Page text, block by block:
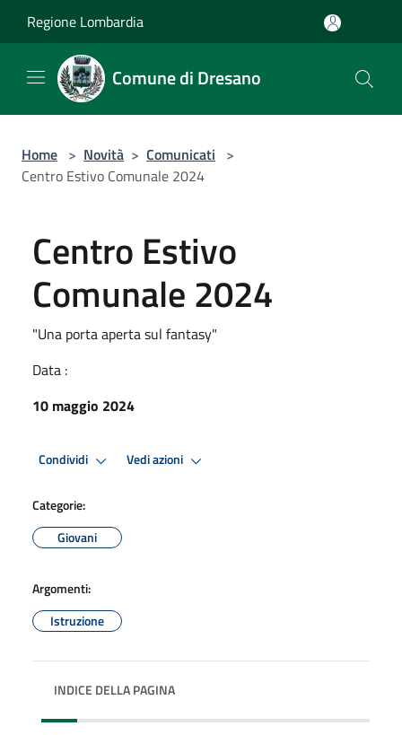
Regione Lombardia
Comune di Dresano
Home > Novità > Comunicati >
Centro Estivo Comunale 2024
Centro Estivo
Comunale 2024
"Una porta aperta sul fantasy"
Data :
10 maggio 2024
Condividi Vedi azioni
Categorie:
Giovani
Argomenti:
Istruzione
INDICE DELLA PAGINA